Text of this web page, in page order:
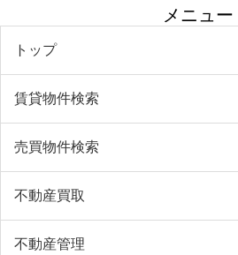
メニュー
トップ
賃貸物件検索
売買物件検索
不動産買取
不動産管理